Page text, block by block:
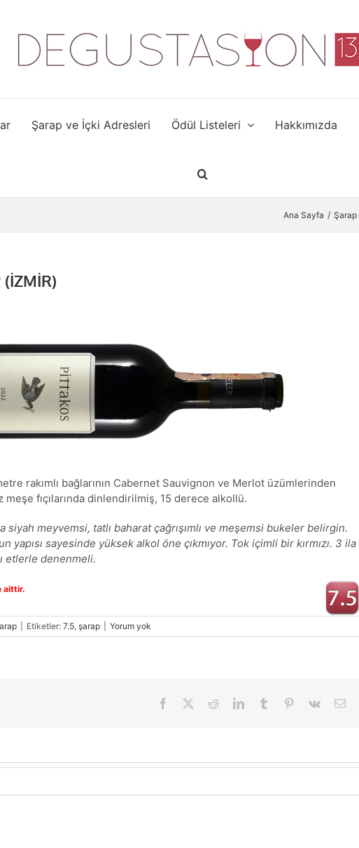
Şarap ve İçki Adresleri Ödül Listeleri Hakkımızda
Ana Sayfa Şarap
(İZMİR)
rakımlı bağlarının Cabernet Sauvignon ve Merlot üzümlerinden
meşe fıçılarında dinlendirilmiş, 15 derece alkollü.
meyvemsi, tatlı baharat çağrışımlı ve meşemsi bukeler belirgin.
sayesinde yüksek alkol öne çıkmıyor. Tok içimli bir kırmızı. 3 ila
etlerle denenmeli.
aittir.
Etiketler: 7.5, şarap Yorum yok
Facebook RedditLinkedInTumblr Pinterest
Vk
E-